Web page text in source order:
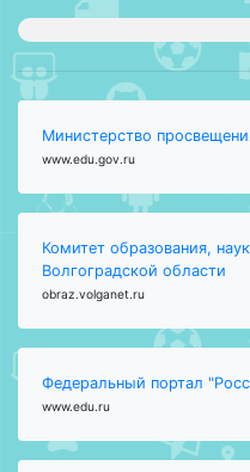
Министерство
www.edu.gov.ru
Комитет образования,
Волгоградской области
obraz.volganet.ru
Федеральный портал
www.edu.ru